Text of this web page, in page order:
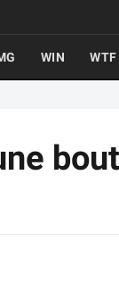
WIN WTF